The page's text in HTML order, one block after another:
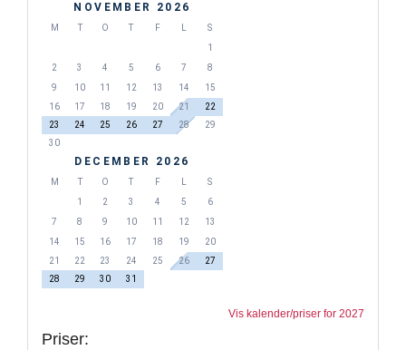
NOVEMBER 2026
M T O T F
S
1
2
3 4 5 6 7
8
9
10 11 12 13 14
15
16
17 18 19 20 21
22
23
24 25 26 27 28
29
30
DECEMBER 2026
M T O T F
S
1
2 3 4 5
6
7
8 9 10 11 12
13
14
15 16 17 18 19
20
21
22 23 24 25 26
27
28
29 30 31
Vis kalender/priser for 2027
Priser: